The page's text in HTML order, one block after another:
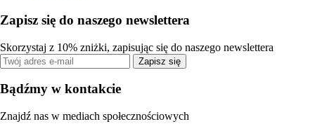
Zapisz się do naszego newslettera
Skorzystaj z 10% zniżki, zapisując się do naszego newslettera
Zapisz się
Bądźmy w kontakcie
Znajdź nas w mediach społecznościowych